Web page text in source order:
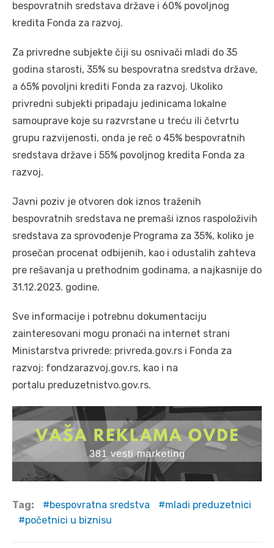
bespovratnih sredstava države i 60% povoljnog
kredita Fonda za razvoj.
Za privredne subjekte čiji su osnivači mladi do 35
godina starosti, 35% su bespovratna sredstva države,
a 65% povoljni krediti Fonda za razvoj. Ukoliko
privredni subjekti pripadaju jedinicama lokalne
samouprave koje su razvrstane u treću ili četvrtu
grupu razvijenosti, onda je reč o 45% bespovratnih
sredstava države i 55% povoljnog kredita Fonda za
razvoj.
Javni poziv je otvoren dok iznos traženih
bespovratnih sredstava ne premaši iznos raspoloživih
sredstava za sprovođenje Programa za 35%, koliko je
prosečan procenat odbijenih, kao i odustalih zahteva
pre rešavanja u prethodnim godinama, a najkasnije do
31.12.2023. godine.
Sve informacije i potrebnu dokumentaciju
zainteresovani mogu pronaći na internet strani
Ministarstva privrede: privreda.gov.rs i Fonda za
razvoj: fondzarazvoj.gov.rs, kao i na
portalu preduzetnistvo.gov.rs.
Tag: bespovratna sredstva
mladi preduzetnici
početnici u biznisu